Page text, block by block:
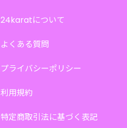
24karatについて
よくある質問
プライバシーポリシー
利用規約
特定商取引法に基づく表記